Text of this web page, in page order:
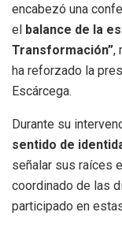
encabezó una
el balance de la
Transformación”,
ha reforzado la
Escárcega.
Durante su
sentido de
señalar sus raíces
coordinado de las
participado en